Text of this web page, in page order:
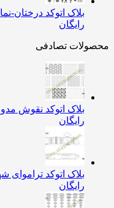
بلاک اتوکد درختان-نما-پلان
رایگان
تصادفی
بلاک اتوکد نقوش مدولار
رایگان
بلاک اتوکد تراموای شهری
رایگان